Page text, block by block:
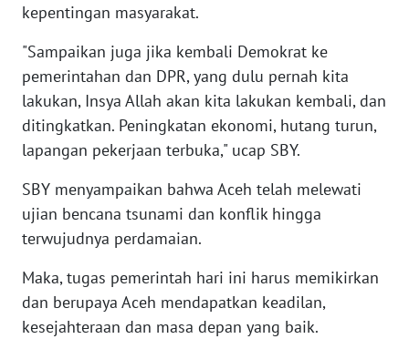
kepentingan masyarakat.
"Sampaikan juga jika kembali Demokrat ke
pemerintahan dan DPR, yang dulu pernah kita
lakukan, Insya Allah akan kita lakukan kembali, dan
ditingkatkan. Peningkatan ekonomi, hutang turun,
lapangan pekerjaan terbuka," ucap SBY.
SBY menyampaikan bahwa Aceh telah melewati
ujian bencana tsunami dan konflik hingga
terwujudnya perdamaian.
Maka, tugas pemerintah hari ini harus memikirkan
dan berupaya Aceh mendapatkan keadilan,
kesejahteraan dan masa depan yang baik.
BANTEN
WN
NTT
WN
KEPRI
PAPUA
WN
BARAT